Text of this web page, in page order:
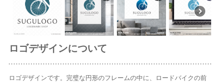
ロゴデザインについて
ロゴデザインです。完璧な円形のフレームの中に、ロードバイクの前